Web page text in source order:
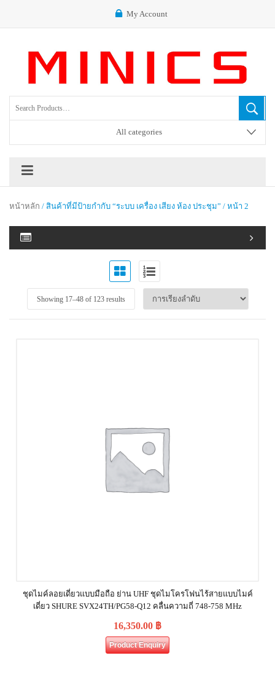
My Account
All categories
หน้าหลัก / สินค้าที่มีป้ายกำกับ “ระบบ เครื่อง เสียง ห้อง ประชุม” / หน้า 2
Showing 17–48of 123 results
ชุดไมค์ลอยเดี่ยวแบบมือถือ ย่าน UHF ชุดไมโครโฟนไร้สายแบบไมค์
เดี่ยว SHURE SVX24TH/PG58-Q12 คลื่นความถี่ 748-758 MHz
16,350.00 ฿
Product Enquiry